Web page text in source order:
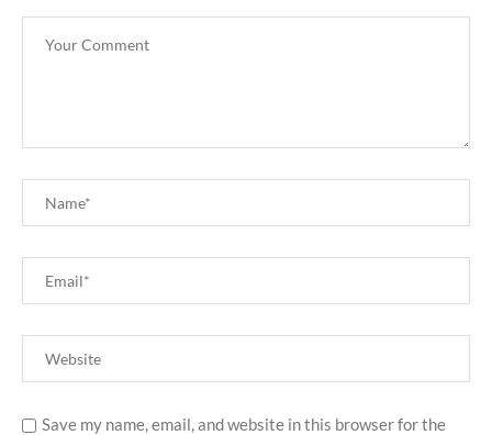
Save my name, email, and website in this browser for the